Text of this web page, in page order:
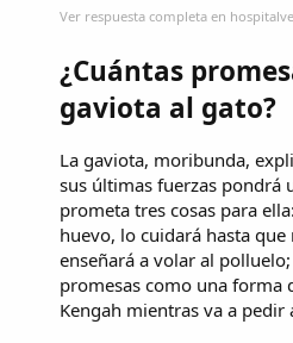
Ver respuesta completa en
¿Cuántas
gaviota al gato?
La gaviota, moribunda,
sus últimas fuerzas pondrá
prometa tres cosas para
huevo, lo cuidará hasta
enseñará a volar al
promesas como una forma
Kengah mientras va a pedir